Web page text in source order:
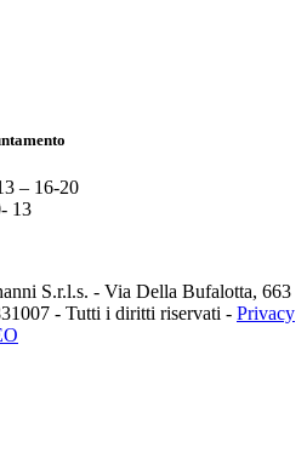
– 16-20
13
S.r.l.s. - Via Della Bufalotta, 663
- Tutti i diritti riservati - Privacy